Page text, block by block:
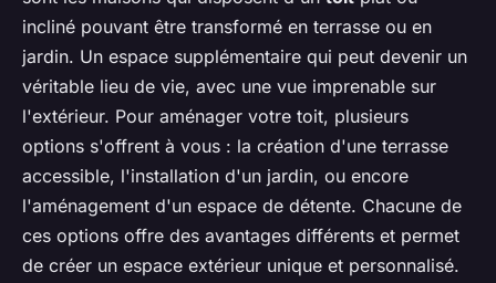
incliné pouvant être transformé en terrasse ou en
jardin. Un espace supplémentaire qui peut devenir un
véritable lieu de vie, avec une vue imprenable sur
l'extérieur. Pour aménager votre toit, plusieurs
options s'offrent à vous : la création d'une terrasse
accessible, l'installation d'un jardin, ou encore
l'aménagement d'un espace de détente. Chacune de
ces options offre des avantages différents et permet
de créer un espace extérieur unique et personnalisé.